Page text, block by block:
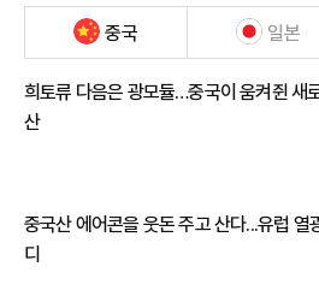
중국 일본
희토류 다음은 광모듈…중국이 움켜쥔 새
산
중국산 에어콘을 웃돈 주고 산다...유럽 열
디